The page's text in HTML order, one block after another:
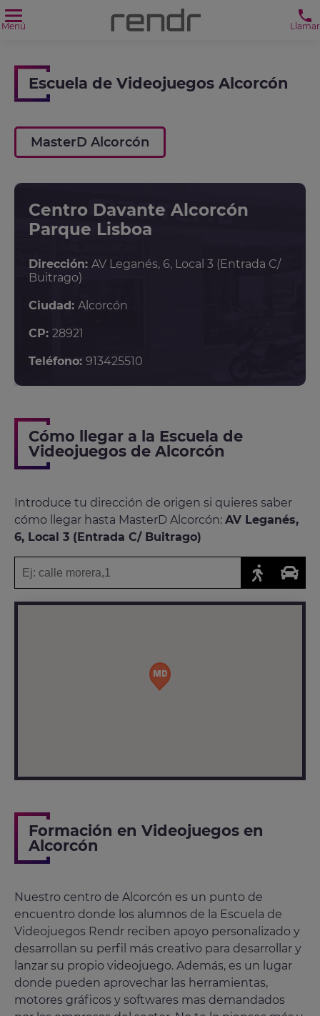
Menú Llamar
Escuela de Videojuegos Alcorcón
MasterD Alcorcón
Centro Davante Alcorcón
Parque Lisboa
Dirección: AV Leganés, 6, Local 3 (Entrada C/
Buitrago)
Ciudad: Alcorcón
CP: 28921
Teléfono: 913425510
Cómo llegar a la Escuela de
Videojuegos de Alcorcón
Introduce tu dirección de origen si quieres saber
cómo llegar hasta MasterD Alcorcón: AV Leganés,
6, Local 3 (Entrada C/ Buitrago)
Formación en Videojuegos en
Alcorcón
Nuestro centro de Alcorcón es un punto de
encuentro donde los alumnos de la Escuela de
Videojuegos Rendr reciben apoyo personalizado y
desarrollan su perfil más creativo para desarrollar y
lanzar su propio videojuego. Además, es un lugar
donde pueden aprovechar las herramientas,
motores gráficos y softwares mas demandados